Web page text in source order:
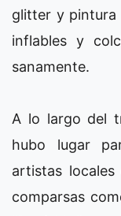
glitter y pintura
inflables y
sanamente.
A lo largo del
hubo lugar
artistas locales
comparsas